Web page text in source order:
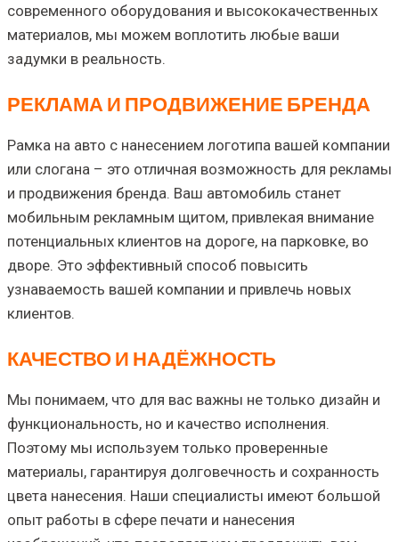
современного оборудования и высококачественных
материалов, мы можем воплотить любые ваши
задумки в реальность.
РЕКЛАМА И ПРОДВИЖЕНИЕ БРЕНДА
Рамка на авто с нанесением логотипа вашей компании
или слогана – это отличная возможность для рекламы
и продвижения бренда. Ваш автомобиль станет
мобильным рекламным щитом, привлекая внимание
потенциальных клиентов на дороге, на парковке, во
дворе. Это эффективный способ повысить
узнаваемость вашей компании и привлечь новых
клиентов.
КАЧЕСТВО И НАДЁЖНОСТЬ
Мы понимаем, что для вас важны не только дизайн и
функциональность, но и качество исполнения.
Поэтому мы используем только проверенные
материалы, гарантируя долговечность и сохранность
цвета нанесения. Наши специалисты имеют большой
опыт работы в сфере печати и нанесения